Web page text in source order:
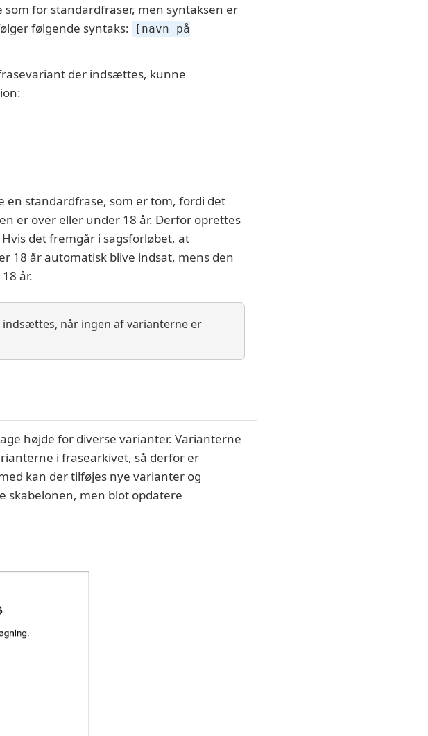
for standardfraser, men syntaksen er
følgende syntaks:
[navn på
der indsættes, kunne
standardfrase, som er tom, fordi det
er over eller under 18 år. Derfor oprettes
det fremgår i sagsforløbet, at
18 år automatisk blive indsat, mens den
år.
når ingen af varianterne er
højde for diverse varianter. Varianterne
i frasearkivet, så derfor er
kan der tilføjes nye varianter og
skabelonen, men blot opdatere